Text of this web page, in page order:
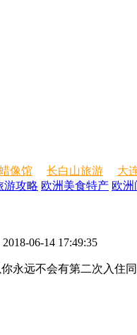
像馆 长白山旅游 大
游攻略 欧洲美食特产 欧洲
2018-06-14 17:49:35
永远不会有第二次入住